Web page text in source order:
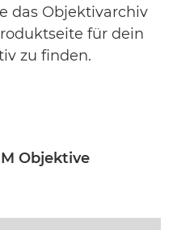
das Objektivarchiv
für dein
zu finden.
M Objektive